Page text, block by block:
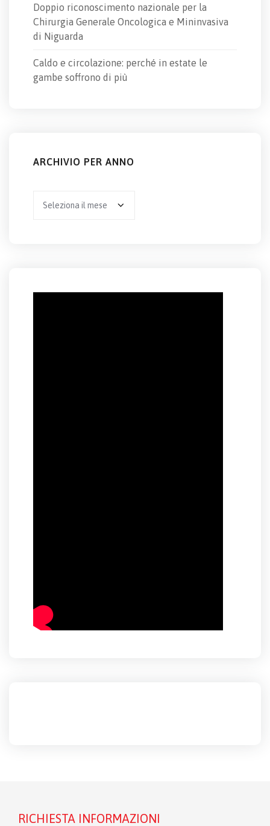
Doppio riconoscimento nazionale per la
Chirurgia Generale Oncologica e Mininvasiva
di Niguarda
Caldo e circolazione: perché in estate le
gambe soffrono di più
ARCHIVIO PER ANNO
per
RICHIESTA INFORMAZIONI